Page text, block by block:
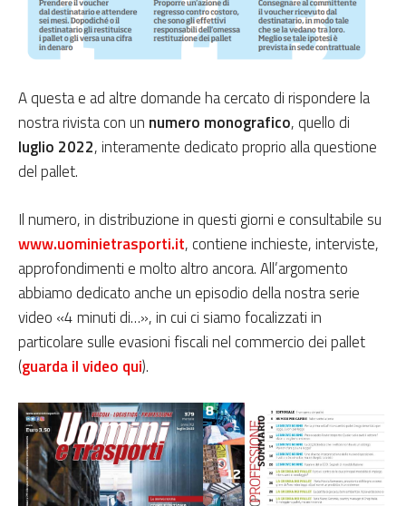
A questa e ad altre domande ha cercato di rispondere la
nostra rivista con un numero monografico, quello di
luglio 2022, interamente dedicato proprio alla questione
del pallet.
Il numero, in distribuzione in questi giorni e consultabile su
www.uominietrasporti.it, contiene inchieste, interviste,
approfondimenti e molto altro ancora. All’argomento
abbiamo dedicato anche un episodio della nostra serie
video «4 minuti di…», in cui ci siamo focalizzati in
particolare sulle evasioni fiscali nel commercio dei pallet
(guarda il video qui).